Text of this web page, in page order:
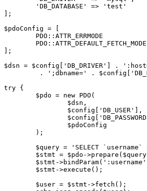
];
$pdoConfig = [
];
$dsn = $config['DB_DRIVER'] .
try {